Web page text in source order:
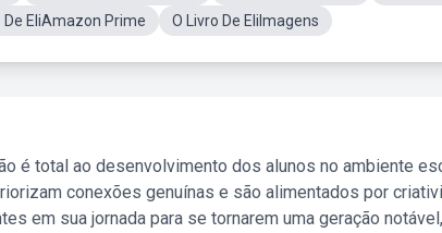
De EliAmazon Prime O Livro De EliImagens
é total ao desenvolvimento dos alunos no ambiente
conexões genuínas e são alimentados por
em sua jornada para se tornarem uma geração